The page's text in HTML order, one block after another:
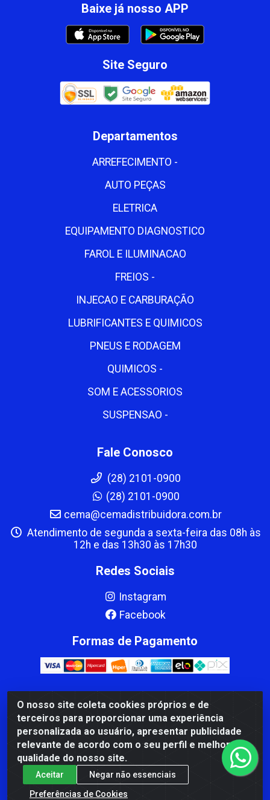
O nosso site coleta cookies próprios e de
terceiros para proporcionar uma experiência
personalizada ao usuário, apresentar publicidade
relevante de acordo com o seu perfil e melhorar a
qualidade do nosso site.
Aceitar
Negar não essenciais
Preferências de Cookies
Baixe já nosso APP
Site Seguro
Departamentos
ARREFECIMENTO -
AUTO PEÇAS
ELETRICA
EQUIPAMENTO DIAGNOSTICO
FAROL E ILUMINACAO
FREIOS -
INJECAO E CARBURAÇÃO
LUBRIFICANTES E QUIMICOS
PNEUS E RODAGEM
QUIMICOS -
SOM E ACESSORIOS
SUSPENSAO -
Fale Conosco
(28) 2101-0900
(28) 2101-0900
cema@cemadistribuidora.com.br
Atendimento de segunda a sexta-feira das 08h às
12h e das 13h30 às 17h30
Redes Sociais
Instagram
Facebook
Formas de Pagamento
CBP MACEDO COMERCIO PEÇAS LTDA Matriz - av Mauro
Miranda Madureira, 1249 - Coramara , Cachoeiro de
Itapemirim/ES - CEP 29.311-310 - CNPJ 00.502.680/0001-41